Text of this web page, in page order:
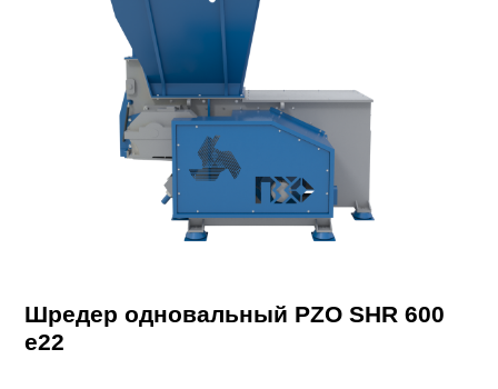
Шредер одновальный PZO SHR 600
e22